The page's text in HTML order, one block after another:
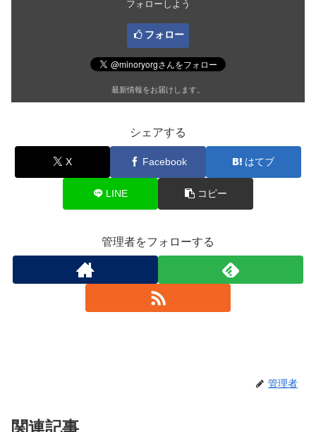
フォローしよう
フォロー
最新情報をお届けします。
シェアする
X Facebook はてブ
LINE コピー
管理者をフォローする
管理者
関連記事